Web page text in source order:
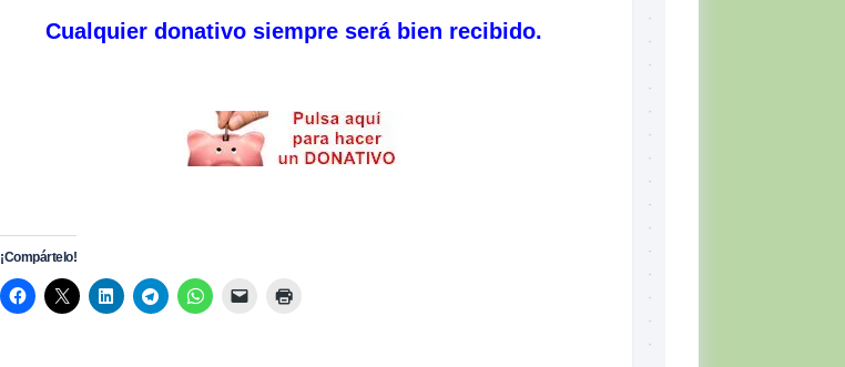
Cualquier donativo siempre será bien recibido.
¡Compártelo!